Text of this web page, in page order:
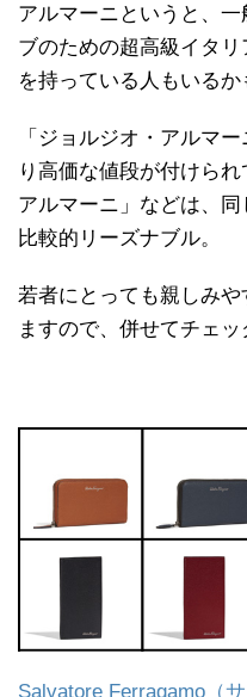
アルマーニというと、
ブのための超高級イタ
を持っている人もいるか
「ジョルジオ・アルマ
り高価な値段が付けら
アルマーニ」などは、
比較的リーズナブル。
若者にとっても親しみ
ますので、併せてチェッ
Salvatore Ferragamo（